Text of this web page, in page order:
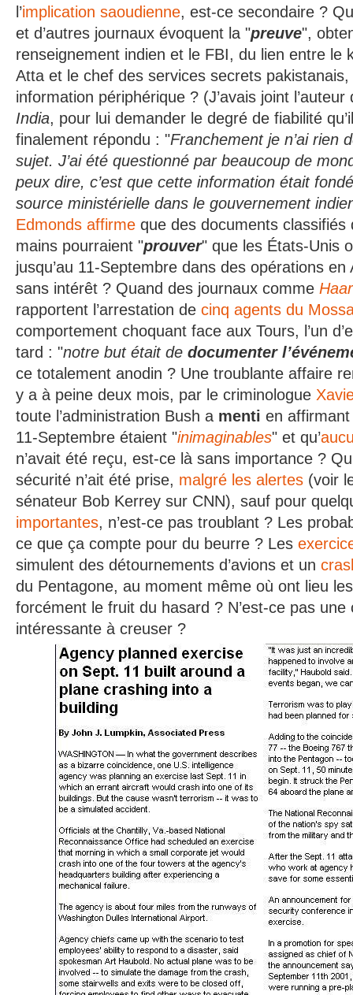
l’implication saoudienne, est-ce secondaire ?
et d’autres journaux évoquent la "preuve",
renseignement indien et le FBI, du lien entre le
Atta et le chef des services secrets
information périphérique ? (J’avais joint
India, pour lui demander le degré de fiabilité
finalement répondu : "Franchement je n’ai rien
sujet. J’ai été questionné par beaucoup de
peux dire, c’est que cette information était
source ministérielle dans le gouvernement
Edmonds affirme que des documents classifiés
mains pourraient "prouver" que les États-Unis
jusqu’au 11-Septembre dans des opérations
sans intérêt ? Quand des journaux comme
rapportent l’arrestation de cinq agents du
comportement choquant face aux Tours, l’un
tard : "notre but était de documenter
ce totalement anodin ? Une troublante affaire
y a à peine deux mois, par le criminologue
toute l’administration Bush a menti en
11-Septembre étaient "inimaginables" et qu’
n’avait été reçu, est-ce là sans importance ?
sécurité n’ait été prise, malgré les alertes (voir
sénateur Bob Kerrey sur CNN), sauf pour
importantes, n’est-ce pas troublant ? Les
ce que ça compte pour du beurre ? Les
simulent des détournements d’avions et un
du Pentagone, au moment même où ont lieu
forcément le fruit du hasard ? N’est-ce pas une
intéressante à creuser ?